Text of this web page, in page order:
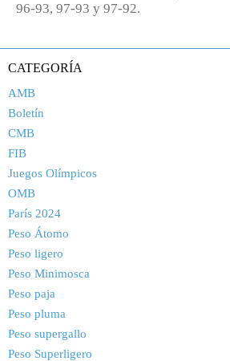
96-93, 97-93 y 97-92.
CATEGORÍA
AMB
Boletín
CMB
FIB
Juegos Olímpicos
OMB
París 2024
Peso Átomo
Peso ligero
Peso Minimosca
Peso paja
Peso pluma
Peso supergallo
Peso Superligero